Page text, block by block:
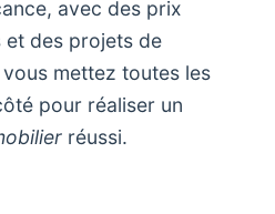
avec des prix
et des projets de
mettez toutes les
pour réaliser un
réussi.